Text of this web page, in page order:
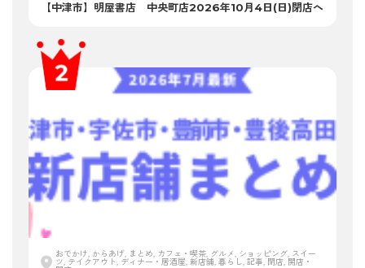
【中津市】明屋書店 中央町店2026年10月4日(日)閉店へ
おでかけ, からあげ, まとめ, カフェ・喫茶, グルメ, ショッピング, スイー
ツ, テイクアウト, ディナー・居酒屋, 新店舗, 暮らし, 記事, 閉店, 開店・